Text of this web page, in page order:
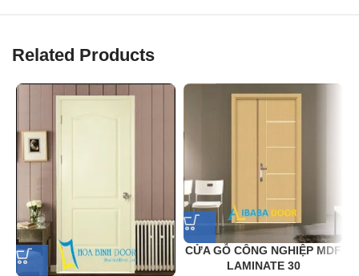
Related Products
CỬA GỖ CÔNG NGHIỆP MDF
LAMINATE 30